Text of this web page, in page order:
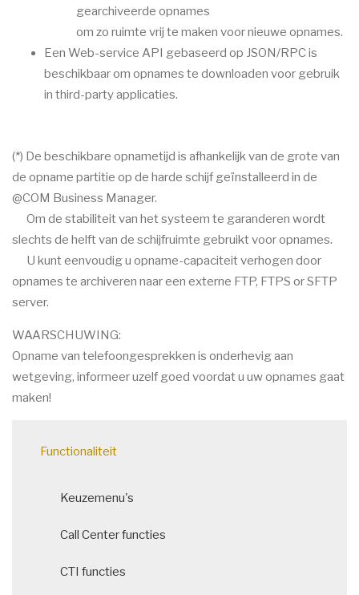
gearchiveerde opnames
om zo ruimte vrij te maken voor nieuwe opnames.
Een Web-service API gebaseerd op JSON/RPC is
beschikbaar om opnames te downloaden voor gebruik
in third-party applicaties.
(*) De beschikbare opnametijd is afhankelijk van de grote van
de opname partitie op de harde schijf geïnstalleerd in de
@COM Business Manager.
Om de stabiliteit van het systeem te garanderen wordt
slechts de helft van de schijfruimte gebruikt voor opnames.
U kunt eenvoudig u opname-capaciteit verhogen door
opnames te archiveren naar een externe FTP, FTPS or SFTP
server.
WAARSCHUWING:
Opname van telefoongesprekken is onderhevig aan
wetgeving, informeer uzelf goed voordat u uw opnames gaat
maken!
navigation
Functionaliteit
Keuzemenu's
Call Center functies
CTI functies